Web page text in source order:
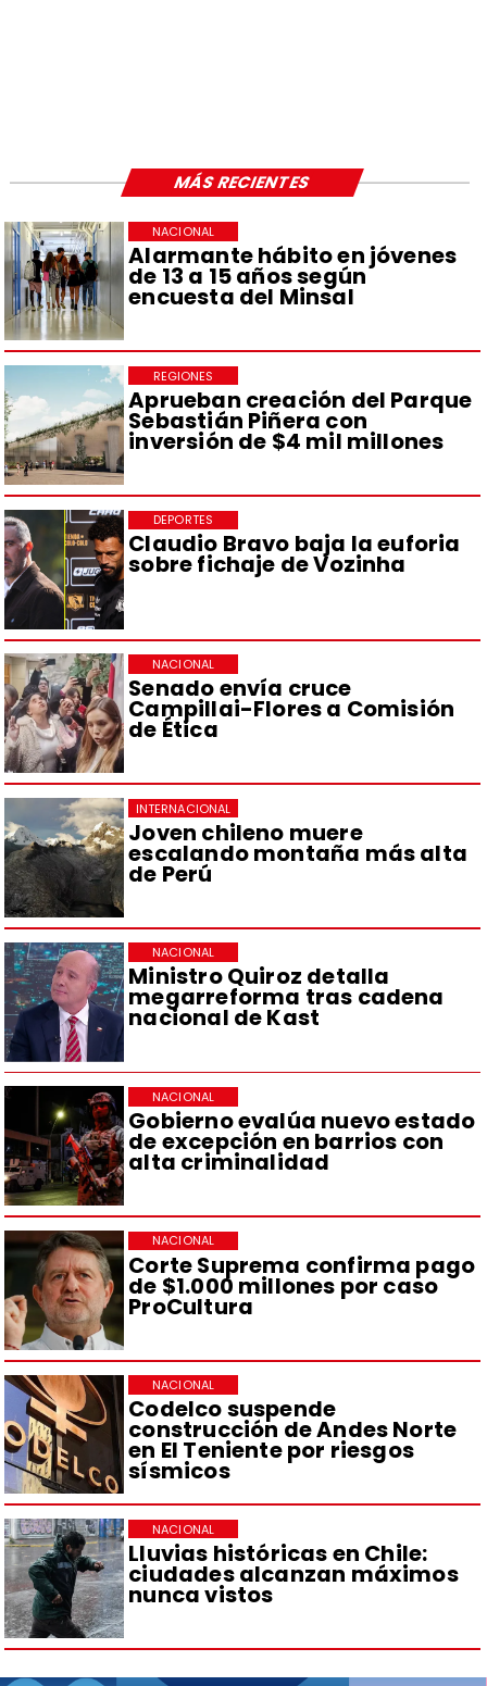
Alarmante hábito en jóvenes
de 13 a 15 años según
encuesta del Minsal
NACIONAL
Aprueban creación del Parque
Sebastián Piñera con
inversión de $4 mil millones
REGIONES
Claudio Bravo baja la euforia
sobre fichaje de Vozinha
DEPORTES
Senado envía cruce
Campillai-Flores a Comisión
de Ética
NACIONAL
Joven chileno muere
escalando montaña más alta
de Perú
INTERNACIONAL
Ministro Quiroz detalla
megarreforma tras cadena
nacional de Kast
NACIONAL
Gobierno evalúa nuevo estado
de excepción en barrios con
alta criminalidad
NACIONAL
Corte Suprema confirma pago
de $1.000 millones por caso
ProCultura
NACIONAL
Codelco suspende
construcción de Andes Norte
en El Teniente por riesgos
sísmicos
NACIONAL
Lluvias históricas en Chile:
ciudades alcanzan máximos
nunca vistos
NACIONAL
MÁS RECIENTES